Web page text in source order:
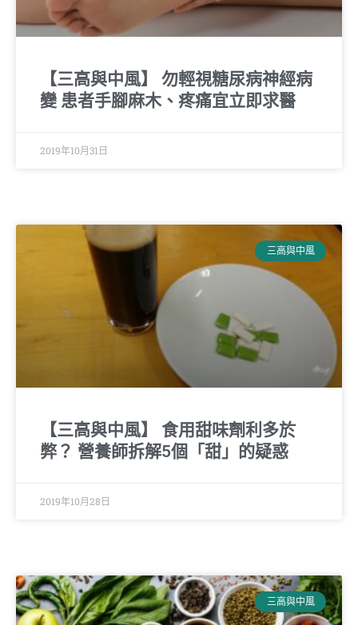
【三高與中風】 勿輕視糖尿病神經病
變 患者手腳麻木、疼痛宜立即求醫
2019年10月31日
三高與中風
【三高與中風】 食用甜味劑利多於
弊？ 營養師拆解5個「甜」的疑惑
2019年10月28日
三高與中風